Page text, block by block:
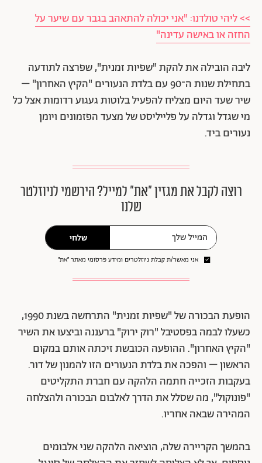
>> ליהי טולדנו: "אני יכולה להתאהב בגבר עם שיער על
החזה או באישה עדינה"
ליבה הובילה את להקת "שפיות זמנית", שפרצה לתודעה
בתחילת שנות ה־90 עם בלדת הנעורים "הקיץ האחרון" –
שיר שעד היום מצליח להפעיל בלוטות געגוע רדומות אצל כל
מי שגדל וגדלה על פלייליסט של מצעד הפזמונים ויומן
נעורים ביד.
רוצה לקבל את מגזין ״את״ למייל? הירשמי לניוזלטר
שלנו
שלחי
אני מאשר/ת קבלת ניוזלטרים ומידע פרסומי מאתר ״את״
הופעת הבכורה של "שפיות זמנית" התרחשה בשנת 1990,
כשעלו לבמה בפסטיבל "רוק ירוק" ברעננה וביצעו את השיר
"הקיץ האחרון". ההופעה הכובשת זיכתה אותם במקום
הראשון – והפכה את בלדת הנעורים הזו להמנון של דור.
בעקבות הזכייה חתמה הלהקה עם חברת התקליטים
"פונוקול", מה שסלל את הדרך לאלבום הבכורה ולהצלחה
המהירה שבאה אחריו.
בהמשך הקריירה שלה, הוציאה הלהקה שני אלבומים